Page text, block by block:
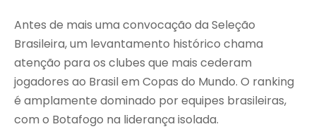
Antes de mais uma convocação da Seleção
Brasileira, um levantamento histórico chama
atenção para os clubes que mais cederam
jogadores ao Brasil em Copas do Mundo. O ranking
é amplamente dominado por equipes brasileiras,
com o Botafogo na liderança isolada.